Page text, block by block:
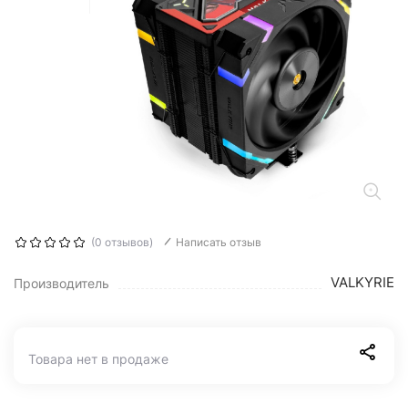
(0 отзывов) Написать отзыв
Производитель VALKYRIE
Товара нет в продаже